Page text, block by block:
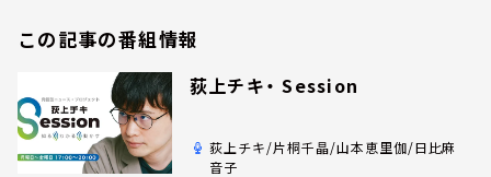
この記事の番組情報
荻上チキ・ Session
荻上チキ/片桐千晶/山本恵里伽/日比麻
音子